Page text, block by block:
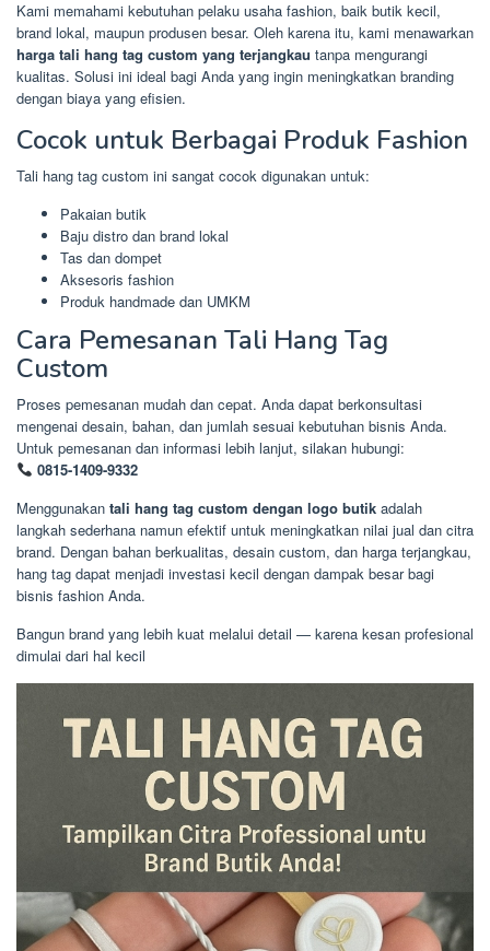
Kami memahami kebutuhan pelaku usaha fashion, baik butik kecil,
brand lokal, maupun produsen besar. Oleh karena itu, kami menawarkan
harga tali hang tag custom yang terjangkau tanpa mengurangi
kualitas. Solusi ini ideal bagi Anda yang ingin meningkatkan branding
dengan biaya yang efisien.
Cocok untuk Berbagai Produk Fashion
Tali hang tag custom ini sangat cocok digunakan untuk:
Pakaian butik
Baju distro dan brand lokal
Tas dan dompet
Aksesoris fashion
Produk handmade dan UMKM
Cara Pemesanan Tali Hang Tag
Custom
Proses pemesanan mudah dan cepat. Anda dapat berkonsultasi
mengenai desain, bahan, dan jumlah sesuai kebutuhan bisnis Anda.
Untuk pemesanan dan informasi lebih lanjut, silakan hubungi:
0815-1409-9332
Menggunakan tali hang tag custom dengan logo butik adalah
langkah sederhana namun efektif untuk meningkatkan nilai jual dan citra
brand. Dengan bahan berkualitas, desain custom, dan harga terjangkau,
hang tag dapat menjadi investasi kecil dengan dampak besar bagi
bisnis fashion Anda.
Bangun brand yang lebih kuat melalui detail — karena kesan profesional
dimulai dari hal kecil